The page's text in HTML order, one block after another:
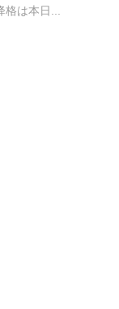
は本日...